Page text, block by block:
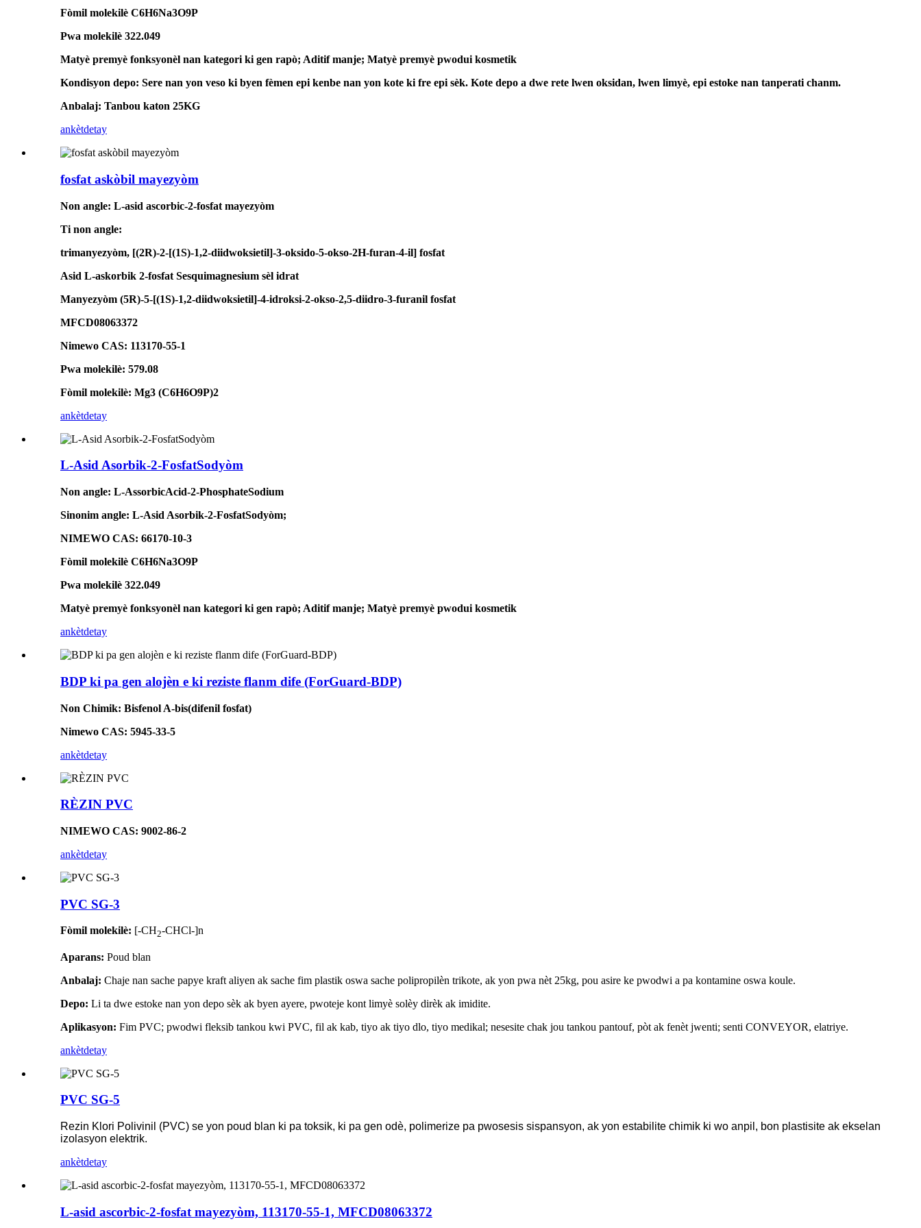
Fòmil molekilè C6H6Na3O9P
Pwa molekilè 322.049
Matyè premyè fonksyonèl nan kategori ki gen rapò; Aditif manje; Matyè premyè pwodui kosmetik
Kondisyon depo: Sere nan yon veso ki byen fèmen epi kenbe nan yon kote ki fre epi sèk. Kote depo a dwe rete lwen oksidan, lwen limyè, epi estoke nan tanperati chanm.
Anbalaj: Tanbou katon 25KG
ankètdetay
fosfat askòbil mayezyòm
Non angle: L-asid ascorbic-2-fosfat mayezyòm
Ti non angle:
trimanyezyòm, [(2R)-2-[(1S)-1,2-diidwoksietil]-3-oksido-5-okso-2H-furan-4-il] fosfat
Asid L-askorbik 2-fosfat Sesquimagnesium sèl idrat
Manyezyòm (5R)-5-[(1S)-1,2-diidwoksietil]-4-idroksi-2-okso-2,5-diidro-3-furanil fosfat
MFCD08063372
Nimewo CAS: 113170-55-1
Pwa molekilè: 579.08
Fòmil molekilè: Mg3 (C6H6O9P)2
ankètdetay
L-Asid Asorbik-2-FosfatSodyòm
Non angle: L-AssorbicAcid-2-PhosphateSodium
Sinonim angle: L-Asid Asorbik-2-FosfatSodyòm;
NIMEWO CAS: 66170-10-3
Fòmil molekilè C6H6Na3O9P
Pwa molekilè 322.049
Matyè premyè fonksyonèl nan kategori ki gen rapò; Aditif manje; Matyè premyè pwodui kosmetik
ankètdetay
BDP ki pa gen alojèn e ki reziste flanm dife (ForGuard-BDP)
Non Chimik: Bisfenol A-bis(difenil fosfat)
Nimewo CAS: 5945-33-5
ankètdetay
RÈZIN PVC
NIMEWO CAS: 9002-86-2
ankètdetay
PVC SG-3
Fòmil molekilè: [-CH2-CHCl-]n
Aparans: Poud blan
Anbalaj: Chaje nan sache papye kraft aliyen ak sache fim plastik oswa sache polipropilèn trikote, ak yon pwa nèt 25kg, pou asire ke pwodwi a pa kontamine oswa koule.
Depo: Li ta dwe estoke nan yon depo sèk ak byen ayere, pwoteje kont limyè solèy dirèk ak imidite.
Aplikasyon: Fim PVC; pwodwi fleksib tankou kwi PVC, fil ak kab, tiyo ak tiyo dlo, tiyo medikal; nesesite chak jou tankou pantouf, pòt ak fenèt jwenti; senti CONVEYOR, elatriye.
ankètdetay
PVC SG-5
Rezin Klori Polivinil (PVC) se yon poud blan ki pa toksik, ki pa gen odè, polimerize pa pwosesis sispansyon, ak yon estabilite chimik ki wo anpil, bon plastisite ak ekselan
izolasyon elektrik.
ankètdetay
L-asid ascorbic-2-fosfat mayezyòm, 113170-55-1, MFCD08063372